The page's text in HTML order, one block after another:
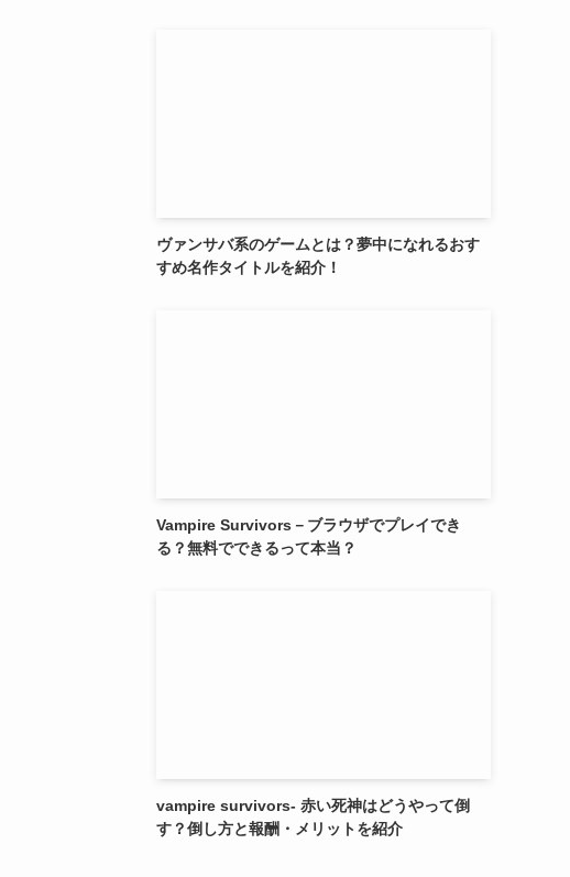
ヴァンサバ系のゲームとは？夢中になれるおす
すめ名作タイトルを紹介！
Vampire Survivors－ブラウザでプレイでき
る？無料でできるって本当？
vampire survivors- 赤い死神はどうやって倒
す？倒し方と報酬・メリットを紹介